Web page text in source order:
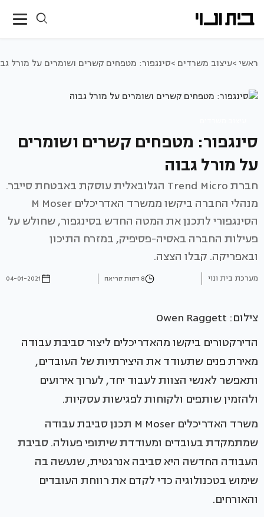
ראשי >עיצוב משרדים >סינגפור: מטפחים קשרים ושומרים על מורל
סינגפור: מטפחים קשרים ושומרים
על מורל גבוה
חברת Trend Micro הגלובאלית עוסקת באבטחת סייבר.
מנהלי החברה ביקשו ממשרד האדריכלים M Moser
הסינגפורי לתכנן את המטה החדש בסינגפור, שחולש על
פעילות החברה באסיה-פסיפיק, במזרח התיכון
ובאפריקה. קבלו הצצה.
מערכת בית ונוי 8 דקות קריאה 04-01-2021
צילום: Owen Raggett
הדירקטורים ביקשו מהאדריכלים ליצור סביבת עבודה
מאירת פנים שתעודד את היצירתיות של העובדים,
ותאפשר לאנשי הצוות לעבוד יחד, לערוך אירועים
ולהזמין שותפים ולקוחות לפגישות עסקיות.
משרד האדריכלים M Moser תכנן סביבת עבודה
שמתמקדת בעובדים ומעודדת שיתופי פעולה. סביבת
העבודה החדשה היא סביבה אנרגטית, שנעשה בה
שימוש בטכנולוגיה כדי לקדם את רווחת העובדים
והאורחים.